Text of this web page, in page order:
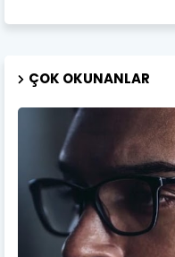
ÇOK OKUNANLAR